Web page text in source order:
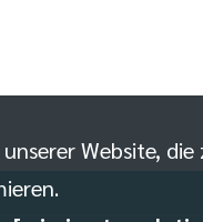
Website,